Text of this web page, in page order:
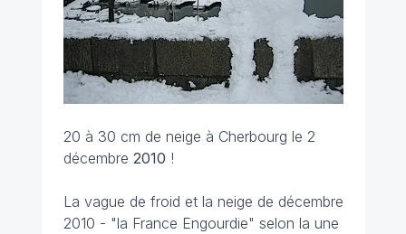
20 à 30 cm de neige à Cherbourg le 2
décembre 2010 !
La vague de froid et la neige de décembre
2010 - "la France Engourdie" selon la une